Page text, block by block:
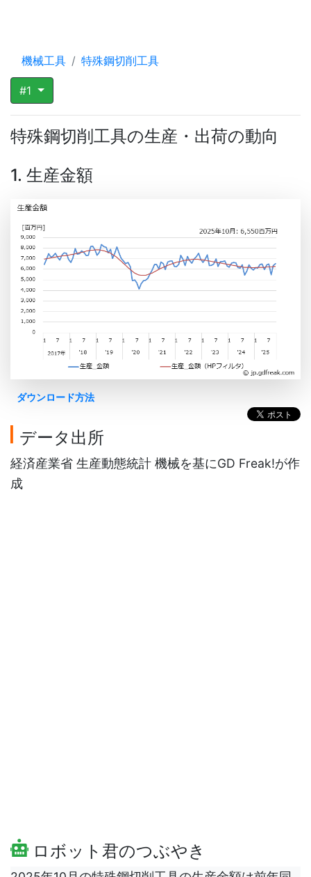
機械工具 特殊鋼切削工具
#1
特殊鋼切削工具の生産・出荷の動向
1. 生産金額
ダウンロード方法
データ出所
経済産業省 生産動態統計 機械を基にGD Freak!が作
成
ロボット君のつぶやき